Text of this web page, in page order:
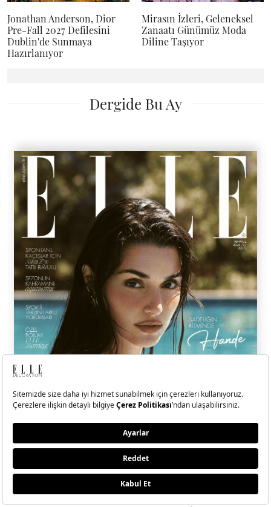
Jonathan Anderson, Dior
Pre-Fall 2027 Defilesini
Dublin'de Sunmaya
Hazırlanıyor
Mirasın İzleri, Geleneksel
Zanaatı Günümüz Moda
Diline Taşıyor
Dergide Bu Ay
ELLE Temmuz-Ağustos